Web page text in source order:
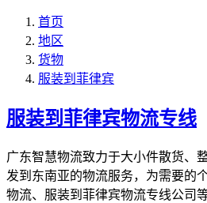
首页
地区
货物
服装到菲律宾
服装到菲律宾物流专线
广东智慧物流致力于大小件散货、
发到东南亚的物流服务，为需要的
物流、服装到菲律宾物流专线公司